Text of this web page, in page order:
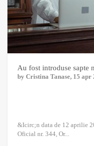
Au fost introduse sapte
by Cristina Tanase, 15 apr
&Icirc;n data de 12 aprilie
Oficial nr. 344, Or...